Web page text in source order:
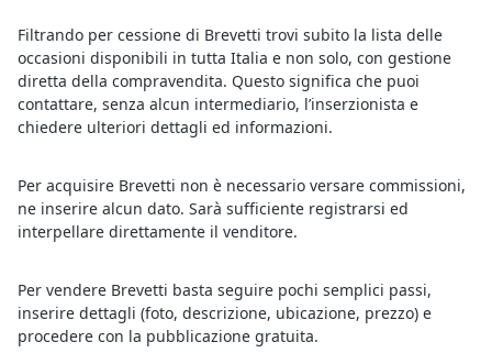
Filtrando per cessione di Brevetti trovi subito la lista delle
occasioni disponibili in tutta Italia e non solo, con gestione
diretta della compravendita. Questo significa che puoi
contattare, senza alcun intermediario, l’inserzionista e
chiedere ulteriori dettagli ed informazioni.
Per acquisire Brevetti non è necessario versare commissioni,
ne inserire alcun dato. Sarà sufficiente registrarsi ed
interpellare direttamente il venditore.
Per vendere Brevetti basta seguire pochi semplici passi,
inserire dettagli (foto, descrizione, ubicazione, prezzo) e
procedere con la pubblicazione gratuita.